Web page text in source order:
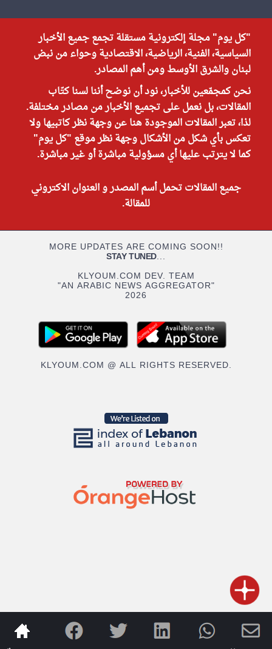
"كل يوم" مجلة إلكترونية مستقلة تجمع جميع الأخبار
السياسية، الفنية، الرياضية، الاقتصادية وحواء من نبض
لبنان والشرق الأوسط ومن أهم المصادر.
نحن كمجمّعين للأخبار، نود أن نوضح أننا لسنا كتّاب
المقالات، بل نعمل على تجميع الأخبار من مصادر مختلفة.
لذا، تعبر المقالات الموجودة هنا عن وجهة نظر كاتبيها ولا
تعكس بأي شكل من الأشكال وجهة نظر موقع "كل يوم"
كما لا يترتب عليها أي مسؤولية مباشرة أو غير مباشرة.
جميع المقالات تحمل أسم المصدر و العنوان الاكتروني
للمقالة.
MORE UPDATES ARE COMING SOON!!
STAY TUNED...
KLYOUM.COM DEV. TEAM
"AN ARABIC NEWS AGGREGATOR"
2026
KLYOUM.COM @ ALL RIGHTS RESERVED.